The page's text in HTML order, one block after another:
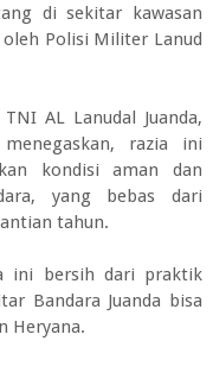
di sekitar kawasan
oleh Polisi Militer Lanud
AL Lanudal Juanda,
razia ini
kondisi aman dan
yang bebas dari
tahun.
ini bersih dari praktik
Bandara Juanda bisa
Heryana.